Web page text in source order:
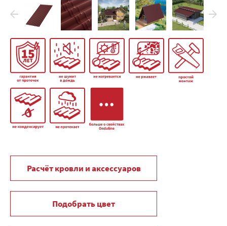
Расчёт кровли и аксессуаров
Подобрать цвет